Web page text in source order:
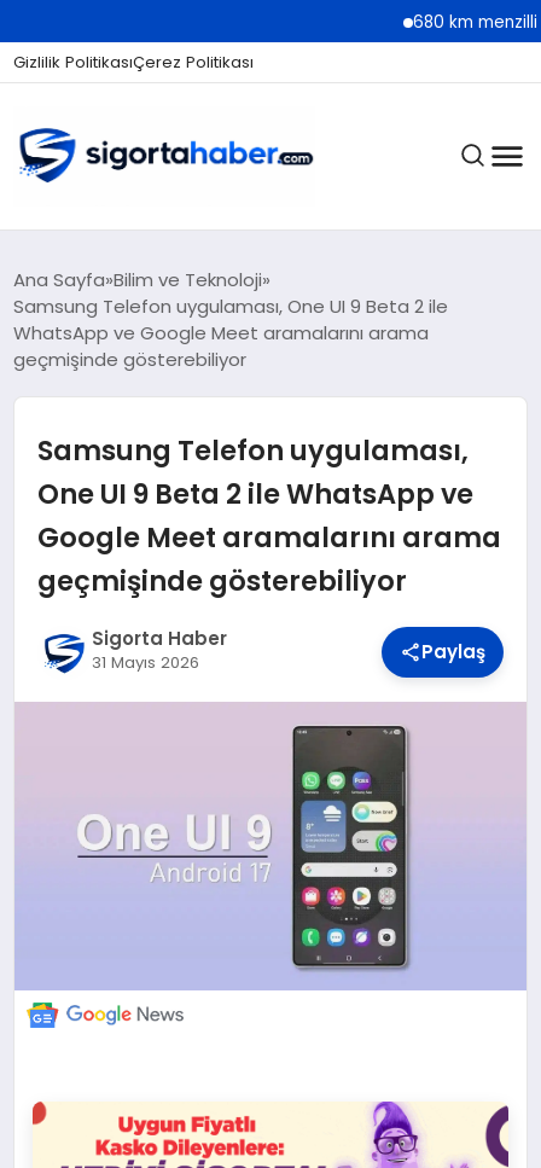
680 km menzilli yeni
Gizlilik PolitikasıÇerez Politikası
SIGORTA
BES / HAYAT
EKONOMI
DÜNYA
BILIM VE TEKNOLOJI
KÜNYE
Ana Sayfa Bilim ve Teknoloji
Samsung Telefon uygulaması, One UI 9 Beta 2 ile
WhatsApp ve Google Meet aramalarını arama
geçmişinde gösterebiliyor
Samsung Telefon uygulaması,
One UI 9 Beta 2 ile WhatsApp ve
Google Meet aramalarını arama
geçmişinde gösterebiliyor
Sigorta Haber
31 Mayıs 2026 Paylaş